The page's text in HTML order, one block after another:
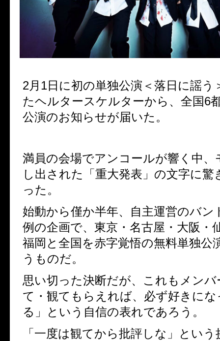
2月1日に初の単独公演＜落日に謡う
たヘルタースケルターから、全国6
公演のお知らせが届いた。
満員の会場でアンコールが響く中、
し出された「重大発表」の文字に驚
った。
始動から僅か半年、自主運営のバン
例の企画で、東京・名古屋・大阪・
福岡と全国を赤字覚悟の無料単独公
うものだ。
思い切った決断だが、これもメンバ
て・観てもらえれば、必ず好きに
る」という自信の表れであろう。
「一度は観てから批評しな」とい